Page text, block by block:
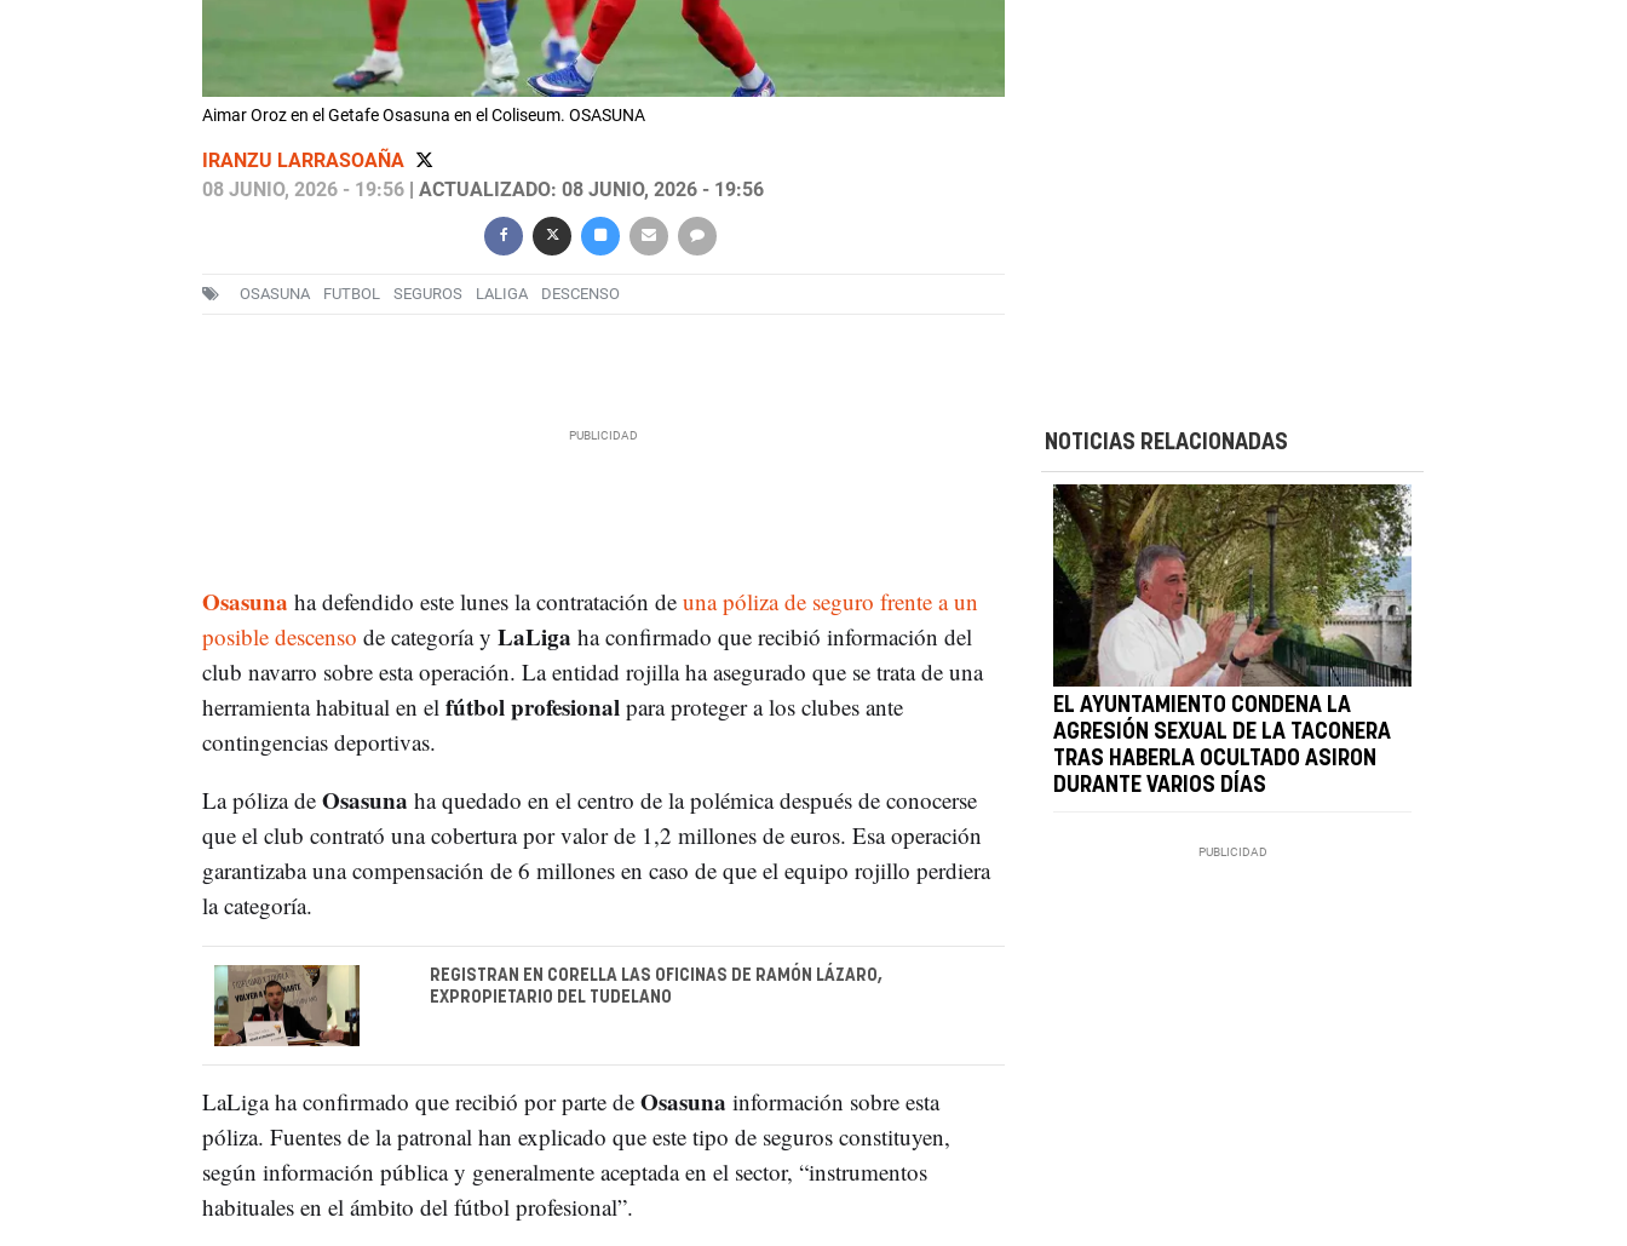
Aimar Oroz en el Getafe Osasuna en el Coliseum. OSASUNA
IRANZU LARRASOAÑA
08 JUNIO, 2026 - 19:56| ACTUALIZADO: 08 JUNIO, 2026 - 19:56
OSASUNA FUTBOL SEGUROS LALIGA DESCENSO
Osasuna ha defendido este lunes la contratación de una póliza de seguro frente a un
posible descenso de categoría y LaLiga ha confirmado que recibió información del
club navarro sobre esta operación. La entidad rojilla ha asegurado que se trata de una
herramienta habitual en el fútbol profesional para proteger a los clubes ante
contingencias deportivas.
La póliza de Osasuna ha quedado en el centro de la polémica después de conocerse
que el club contrató una cobertura por valor de 1,2 millones de euros. Esa operación
garantizaba una compensación de 6 millones en caso de que el equipo rojillo perdiera
la categoría.
REGISTRAN EN CORELLA LAS OFICINAS DE RAMÓN LÁZARO,
EXPROPIETARIO DEL TUDELANO
LaLiga ha confirmado que recibió por parte de Osasuna información sobre esta
póliza. Fuentes de la patronal han explicado que este tipo de seguros constituyen,
según información pública y generalmente aceptada en el sector, “instrumentos
habituales en el ámbito del fútbol profesional”.
NOTICIAS RELACIONADAS
EL AYUNTAMIENTO CONDENA LA
AGRESIÓN SEXUAL DE LA TACONERA
TRAS HABERLA OCULTADO ASIRON
DURANTE VARIOS DÍAS